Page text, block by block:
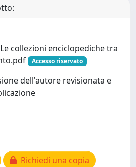
Le collezioni enciclopediche tra
Accesso riservato
dell'autore revisionata e
Richiedi una copia